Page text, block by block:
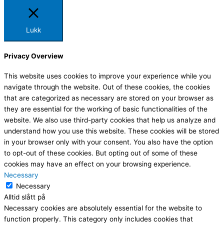
Lukk
Privacy Overview
This website uses cookies to improve your experience while you
navigate through the website. Out of these cookies, the cookies
that are categorized as necessary are stored on your browser as
they are essential for the working of basic functionalities of the
website. We also use third-party cookies that help us analyze and
understand how you use this website. These cookies will be stored
in your browser only with your consent. You also have the option
to opt-out of these cookies. But opting out of some of these
cookies may have an effect on your browsing experience.
Necessary
Necessary
Alltid slått på
Necessary cookies are absolutely essential for the website to
function properly. This category only includes cookies that